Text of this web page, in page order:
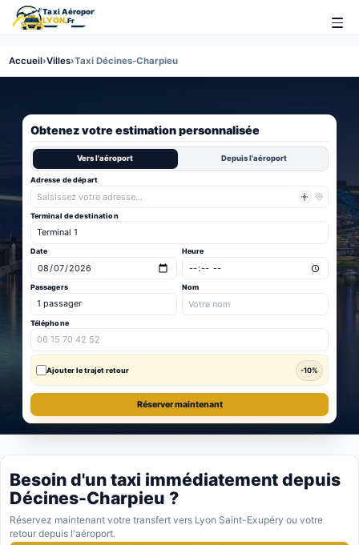
Accueil›Villes›Taxi Décines-Charpieu
Obtenez votre estimation personnalisée
Vers l'aéroport Depuis l'aéroport
Adresse de départ
Terminal de destination
Date Heure
Passagers Nom
Téléphone
Ajouter le trajet retour -10%
Réserver maintenant
Besoin d'un taxi immédiatement depuis
Décines-Charpieu ?
Réservez maintenant votre transfert vers Lyon Saint-Exupéry ou votre
retour depuis l'aéroport.